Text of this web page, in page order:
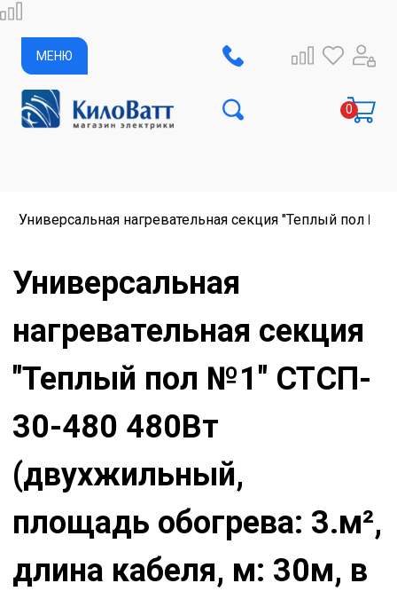
МЕНЮ
Универсальная нагревательная секция "Теплый пол
Универсальная
нагревательная секция
"Теплый пол №1" СТСП-
30-480 480Вт
(двухжильный,
площадь обогрева: 3.м²,
длина кабеля, м: 30м, в